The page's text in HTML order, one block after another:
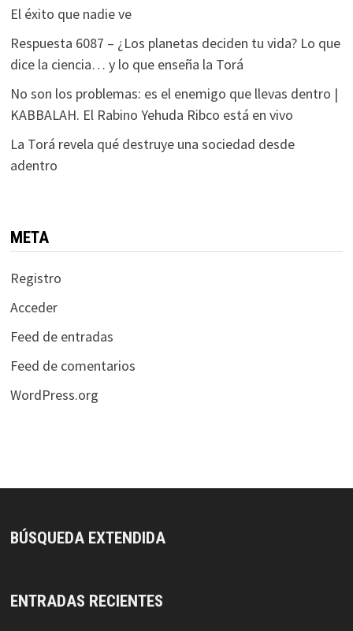
El éxito que nadie ve
Respuesta 6087 – ¿Los planetas deciden tu vida? Lo que
dice la ciencia… y lo que enseña la Torá
No son los problemas: es el enemigo que llevas dentro |
KABBALAH. El Rabino Yehuda Ribco está en vivo
La Torá revela qué destruye una sociedad desde
adentro
META
Registro
Acceder
Feed de entradas
Feed de comentarios
WordPress.org
BÚSQUEDA EXTENDIDA
ENTRADAS RECIENTES